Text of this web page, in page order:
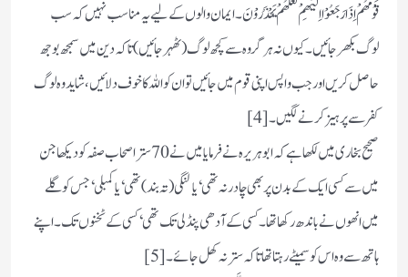
قَوْمَھُمْ اِذَا رَجَعُوْا اِلَیْھِمْ لَعَلَّھُمْ یَحْذَرُوْنَ۔ایمان والوں کے لیے یہ مناسب نہیں کہ سب
لوگ بکھر جائیں۔ کیوں نہ ہر گروہ سے کچھ لوگ (ٹھہر جائیں) تا کہ دین میں سمجھ بوجھ
حاصل کر یں اور جب واپس اپنی قوم میں جائیں تو ان کو اللہ کا خوف دلائیں، شاید وہ لوگ
کفر سے پرہیز کرنے لگیں۔ [4]
صحیح بخاری میں لکھا ہے کہ ابوہریرہ نے فرمایا میں نے 70 ستر اصحاب صفہ کو دیکھا جن
میں سے کسی ایک کے بدن پر بھی چادر نہ تھی‘ یا لنگی (تہ بند) تھی‘ یا کمبلی‘ جس کو گلے
میں انھوں نے باندھ رکھا تھا۔ کسی کے آدھی پنڈلی تک تھی‘ کسی کے ٹخنوں تک۔ اپنے
ہاتھ سے وہ اس کو سمیٹے رہتا تھا تاکہ ستر نہ کھل جائے۔[5]